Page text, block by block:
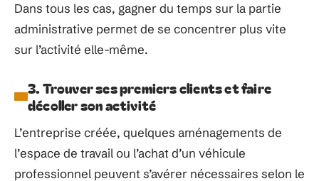
Dans tous les cas, gagner du temps sur la partie
administrative permet de se concentrer plus vite
sur l’activité elle-même.
3. Trouver ses premiers clients et faire
décoller son activité
L’entreprise créée, quelques aménagements de
l’espace de travail ou l’achat d’un véhicule
professionnel peuvent s’avérer nécessaires selon le